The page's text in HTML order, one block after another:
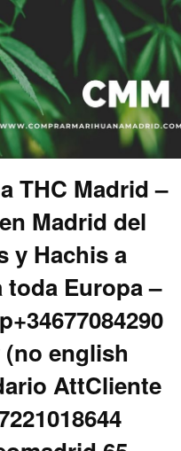
THC Madrid –
Madrid del
y Hachis a
Europa –
(no english
AttCliente